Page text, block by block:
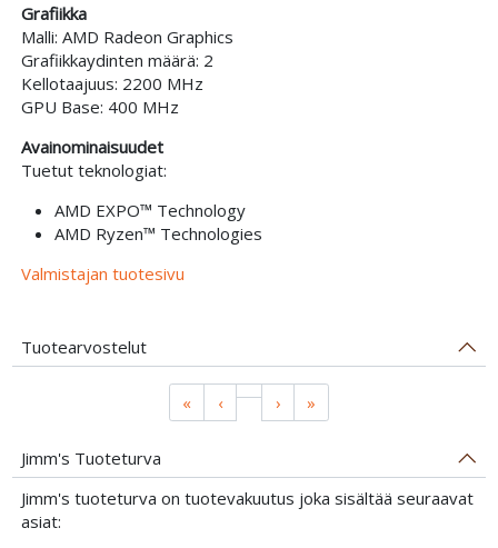
Grafiikka
Malli: AMD Radeon Graphics
Grafiikkaydinten määrä: 2
Kellotaajuus: 2200 MHz
GPU Base: 400 MHz
Avainominaisuudet
Tuetut teknologiat:
AMD EXPO™ Technology
AMD Ryzen™ Technologies
Valmistajan tuotesivu
Tuotearvostelut
« ‹ › »
Jimm's Tuoteturva
Jimm's tuoteturva on tuotevakuutus joka sisältää seuraavat
asiat: